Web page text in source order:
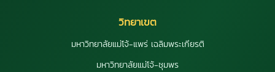
วิทยาเขต
มหาวิทยาลัยแม่โจ้-แพร่ เฉลิมพระเกียรติ
มหาวิทยาลัยแม่โจ้-ชุมพร